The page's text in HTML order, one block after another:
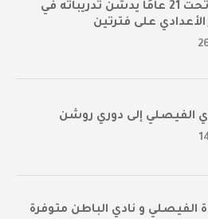
الفيصلي تحت 21 عامًا يدشن تدريباته في
على فترتين
الفيصلي إلى دوري روشن
الفيصلي و نادي الباطن متوفرة